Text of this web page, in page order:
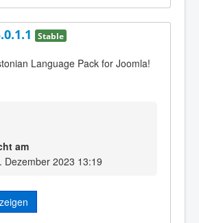
Stable
Language Pack for Joomla!
am
Dezember 2023 13:19